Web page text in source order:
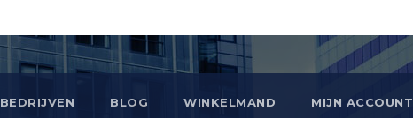
BEDRIJVEN BLOG WINKELMAND MIJN ACCOUNT